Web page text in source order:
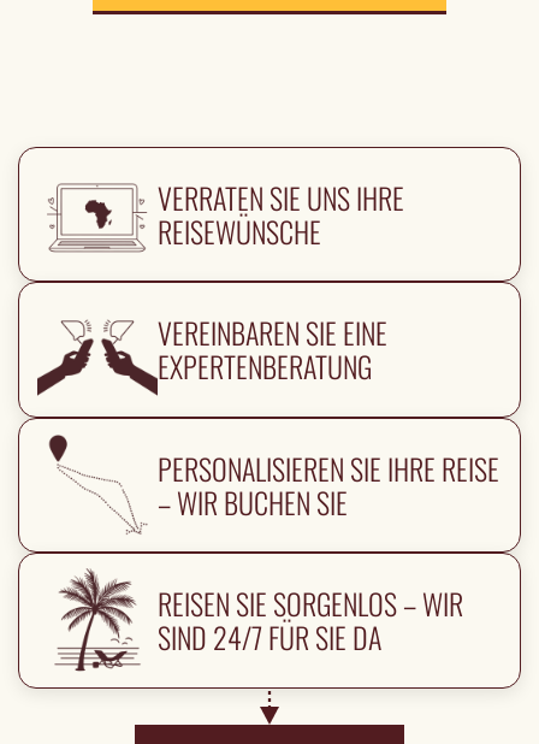
VERRATEN SIE UNS IHRE
REISEWÜNSCHE
VEREINBAREN SIE EINE
EXPERTENBERATUNG
PERSONALISIEREN SIE IHRE REISE
– WIR BUCHEN SIE
REISEN SIE SORGENLOS – WIR
SIND 24/7 FÜR SIE DA